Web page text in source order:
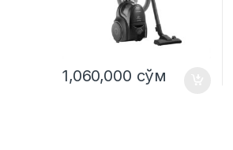
1,060,000 сўм